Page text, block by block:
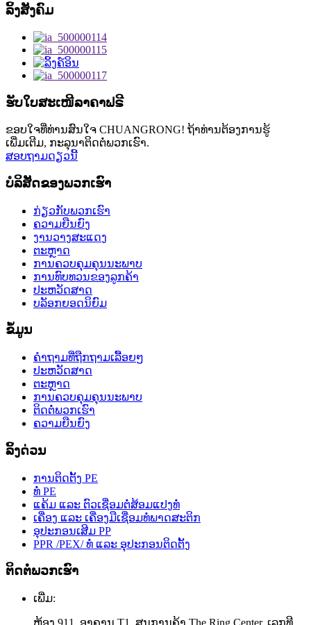
ລິ້ງສັງຄົມ
ຮັບໃບສະເໜີລາຄາຟຣີ
ຂອບໃຈທີ່ທ່ານສົນໃຈ CHUANGRONG! ຖ້າທ່ານຕ້ອງການຮູ້
ເພີ່ມເຕີມ, ກະລຸນາຕິດຕໍ່ພວກເຮົາ.
ສອບຖາມດຽວນີ້
ບໍລິສັດຂອງພວກເຮົາ
ກ່ຽວກັບພວກເຮົາ
ຄວາມຍືນຍົງ
ງານວາງສະແດງ
ຕະຫຼາດ
ການຄວບຄຸມຄຸນນະພາບ
ການທົບທວນຂອງລູກຄ້າ
ປະຫວັດສາດ
ບລັອກຍອດນິຍົມ
ຂໍ້ມູນ
ຄຳຖາມທີ່ຖືກຖາມເລື້ອຍໆ
ປະຫວັດສາດ
ຕະຫຼາດ
ການຄວບຄຸມຄຸນນະພາບ
ຕິດຕໍ່ພວກເຮົາ
ຄວາມຍືນຍົງ
ລິ້ງດ່ວນ
ການຕິດຕັ້ງ PE
ທໍ່ PE
ແຄ້ມ ແລະ ຕົວເຊື່ອມຕໍ່ສ້ອມແປງທໍ່
ເຄື່ອງ ແລະ ເຄື່ອງມືເຊື່ອມທໍ່ພາດສະຕິກ
ອຸປະກອນເສີມ PP
PPR /PEX/ ທໍ່ ແລະ ອຸປະກອນຕິດຕັ້ງ
ຕິດຕໍ່ພວກເຮົາ
ເພີ່ມ:
ຫ້ອງ 911, ອາຄານ T1, ສູນການຄ້າ The Ring Center, ເລກທີ